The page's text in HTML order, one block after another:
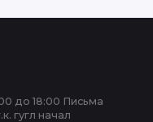
до 18:00 Письма
гугл начал